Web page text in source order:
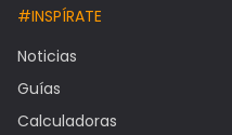
#INSPÍRATE
Noticias
Guías
Calculadoras